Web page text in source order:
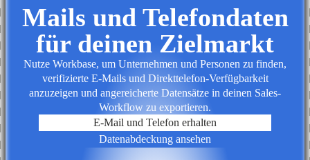
Mails und Telefondaten
für deinen Zielmarkt
Nutze Workbase, um Unternehmen und Personen zu finden,
verifizierte E-Mails und Direkttelefon-Verfügbarkeit
anzuzeigen und angereicherte Datensätze in deinen Sales-
Workflow zu exportieren.
E-Mail und Telefon erhalten
Datenabdeckung ansehen